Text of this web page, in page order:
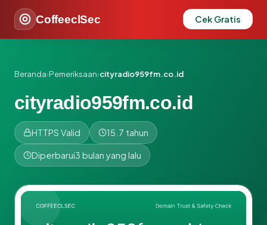
CoffeeclSec Cek Gratis
Beranda›Pemeriksaan›cityradio959fm.co.id
cityradio959fm.co.id
HTTPS Valid 15.7 tahun
Diperbarui3 bulan yang lalu